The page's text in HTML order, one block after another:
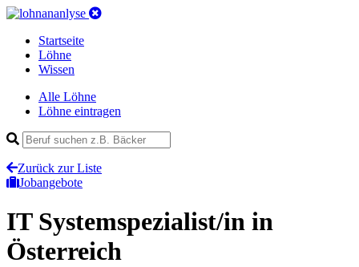
Startseite
Löhne
Wissen
Alle Löhne
Löhne eintragen
Zurück zur Liste
Jobangebote
IT Systemspezialist/in in
Österreich